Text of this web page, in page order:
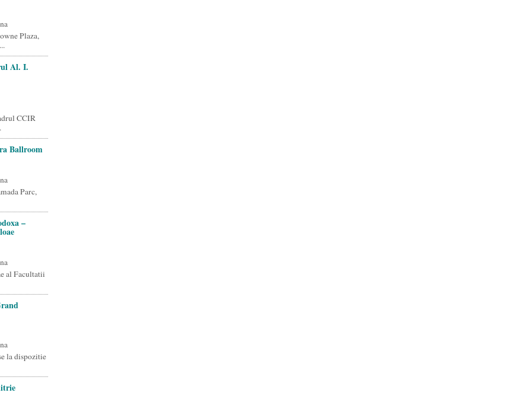
Plaza,
Al. I.
CCIR
Ballroom
Parc,
–
al Facultatii
la dispozitie